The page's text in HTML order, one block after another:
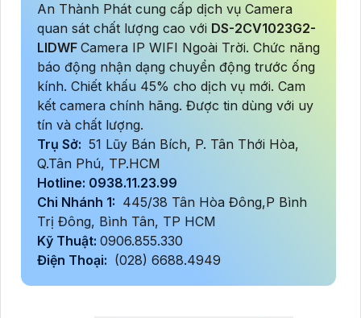
An Thành Phát cung cấp dịch vụ Camera
quan sát chất lượng cao với DS-2CV1023G2-
LIDWF Camera IP WIFI Ngoài Trời. Chức năng
báo động nhận dạng chuyển động trước ống
kính. Chiết khấu 45% cho dịch vụ mới. Cam
kết camera chính hãng. Được tin dùng với uy
tín và chất lượng.
Trụ Sở: 51 Lũy Bán Bích, P. Tân Thới Hòa,
Q.Tân Phú, TP.HCM
Hotline: 0938.11.23.99
Chi Nhánh 1: 445/38 Tân Hòa Đông,P Bình
Trị Đông, Bình Tân, TP HCM
Kỹ Thuật: 0906.855.330
Điện Thoại: (028) 6688.4949